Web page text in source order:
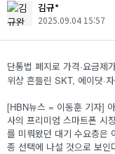
김규*
2025.09.04 15:57
단통법 폐지로 가격·요금제
위상 흔들린 SKT, 에이닷·
[HBN뉴스 = 이동훈 기자]
사의 프리미엄 스마트폰 시
를 미뤄왔던 대기 수요층은
종 선택에 나설 것으로 보인